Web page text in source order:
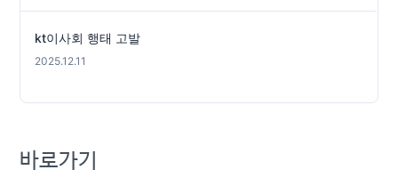
kt이사회 행태 고발
2025.12.11
바로가기